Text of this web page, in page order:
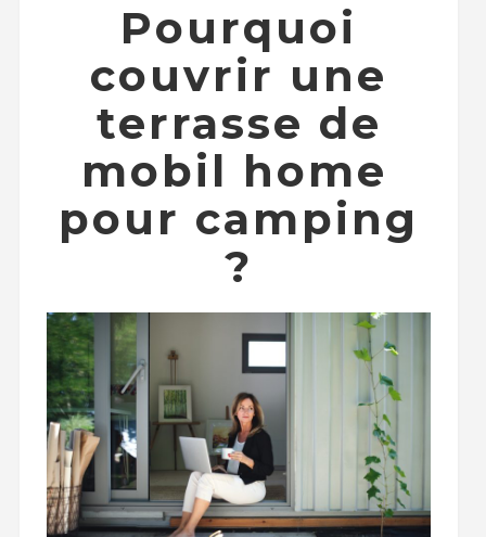
Pourquoi
couvrir une
terrasse de
mobil home
pour camping
?